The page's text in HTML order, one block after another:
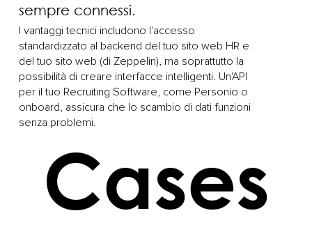
sempre connessi.
I vantaggi tecnici includono l'accesso
standardizzato al backend del tuo sito web HR e
del tuo sito web (di Zeppelin), ma soprattutto la
possibilità di creare interfacce intelligenti. Un'API
per il tuo Recruiting Software, come Personio o
onboard, assicura che lo scambio di dati funzioni
senza problemi.
Cases